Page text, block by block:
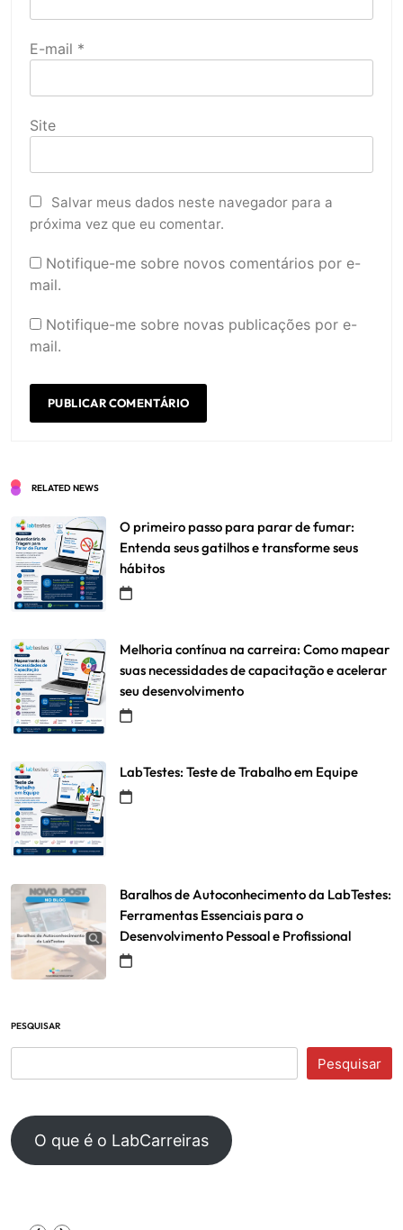
E-mail *
Site
Salvar meus dados neste navegador para a
próxima vez que eu comentar.
Notifique-me sobre novos comentários por e-
mail.
Notifique-me sobre novas publicações por e-
mail.
RELATED NEWS
O primeiro passo para parar de fumar:
Entenda seus gatilhos e transforme seus
hábitos
Melhoria contínua na carreira: Como mapear
suas necessidades de capacitação e acelerar
seu desenvolvimento
LabTestes: Teste de Trabalho em Equipe
Baralhos de Autoconhecimento da LabTestes:
Ferramentas Essenciais para o
Desenvolvimento Pessoal e Profissional
PESQUISAR
Pesquisar
O que é o LabCarreiras